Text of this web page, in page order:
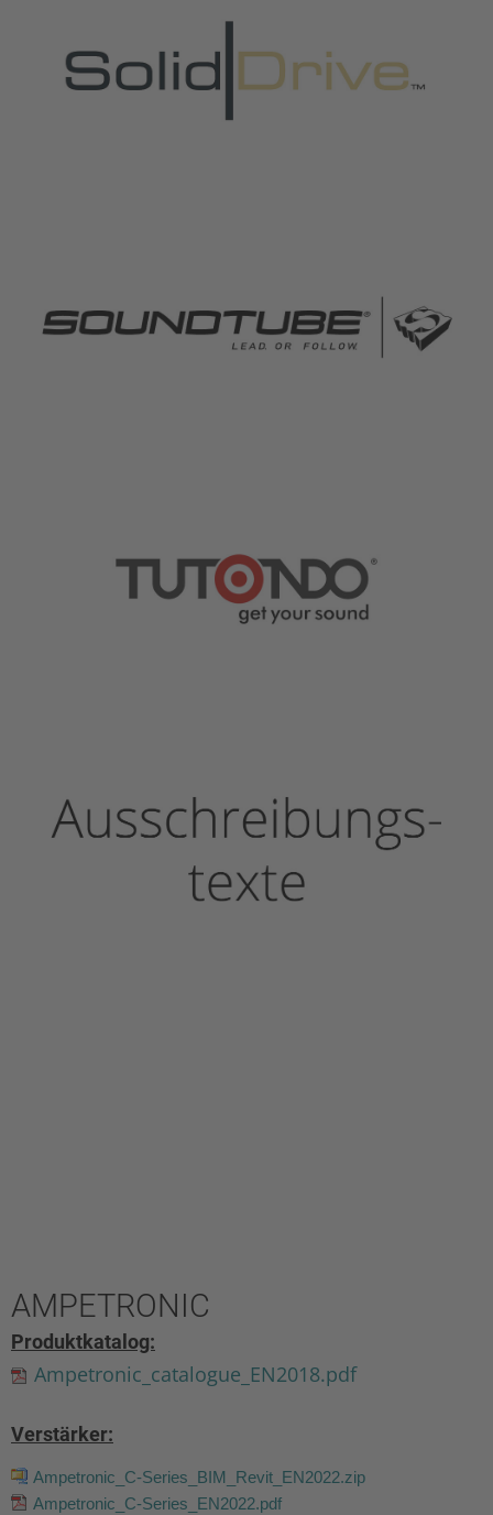
AMPETRONIC
Produktkatalog:
Ampetronic_catalogue_EN2018.pdf
Verstärker:
Ampetronic_C-Series_BIM_Revit_EN2022.zip
Ampetronic_C-Series_EN2022.pdf